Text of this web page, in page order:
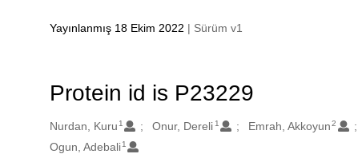
Yayınlanmış 18 Ekim 2022 | Sürüm v1
Protein id is P23229
Oluşturanlar
Nurdan, Kuru 1 Onur, Dereli 1 Emrah, Akkoyun 2
Ogun, Adebali 1